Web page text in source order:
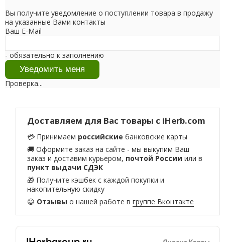
Вы получите уведомление о поступлении товара в продажу
на указанные Вами контакты
Ваш E-Mail
- обязательно к заполнению
Проверка...
Доставляем для Вас товары с iHerb.com
💳 Принимаем российские банковские карты
🚚 Оформите заказ на сайте - мы выкупим Ваш
заказ и доставим курьером, почтой России или в
пункт выдачи СДЭК
🎁 Получите кэшбек с каждой покупки и
накопительную скидку
😀 Отзывы о нашей работе вгруппе Вконтакте